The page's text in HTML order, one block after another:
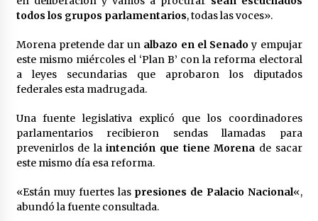
las Mujeres, anuncia Sheinbaum
Sheinbaum descarta reunión entre CNTE y
Segob: «ya dimos nuestras propuestas»
2 meses atrás
Zar antidrogas de EE.UU.: “vamos por los
políticos mexicanos que protegen al narco”
2 meses atrás
Trump anuncia acuerdo con Irán y el fin de
operaciones militares entre ambos países
todos los grupos parlamentarios, todas las voces».
Morena pretende dar un albazo en el Senadoy empujar
este mismo miércoles el ‘Plan B’ con la reforma electoral
a leyes secundarias que aprobaron los diputados
federales esta madrugada.
Una fuente legislativa explicó que los coordinadores
parlamentarios recibieron sendas llamadas para
prevenirlos de laintención que tiene Morena de sacar
este mismo día esa reforma.
«Están muy fuertes las presiones de Palacio Nacional«,
abundó la fuente consultada.